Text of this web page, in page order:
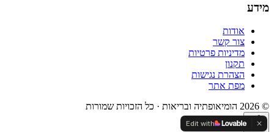
מידע
אודות
צור קשר
מדיניות פרטיות
תקנון
הצהרת נגישות
מפת אתר
© 2026 הומיאופתיה ובריאות · כל הזכויות שמורות
Edit with